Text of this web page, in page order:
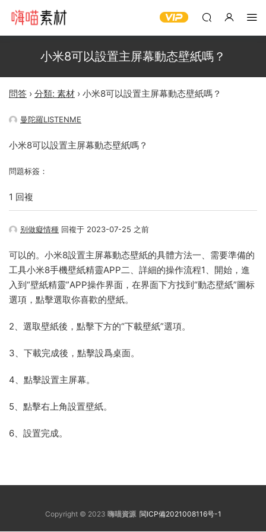
小米8可以設置主屏幕動态壁紙嗎？
問答 › 分類: 素材 › 小米8可以設置主屏幕動态壁紙嗎？
曼陀羅LISTENME
小米8可以設置主屏幕動态壁紙嗎？
問題标簽：
1 回複
别做癡情種 回複于 2023-07-25 之前
可以的。小米8設置主屏幕動态壁紙的具體方法一、需要準備的
工具小米8手機壁紙精靈APP二、詳細的操作流程1、開始，進
入到“壁紙精靈”APP操作界面，在界面下方找到“動态壁紙”圖标
選項，點擊選取你喜歡的壁紙。
2、選取壁紙後，點擊下方的“下載壁紙”選項。
3、下載完成後，點擊設爲桌面。
4、點擊設置主屏幕。
5、點擊右上角設置壁紙。
6、設置完成。
Copyright © 2023 嗨喵資源 閩ICP備2021008116号-1